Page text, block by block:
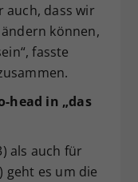
auch, dass wir
können,
fasste
head in „das
als auch für
geht es um die